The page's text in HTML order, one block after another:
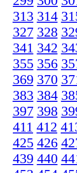
313 314
327 328
341 342
355 356
369 370
383 384
397 398
411 412
425 426
439 440